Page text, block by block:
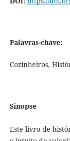
Palavras-chave:
Cozinheiros,
Sinopse
Este livro de